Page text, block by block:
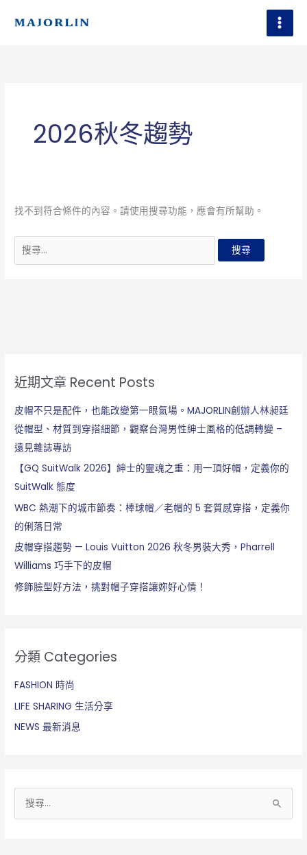
2026秋冬趨勢
找不到符合條件的內容。請使用搜尋功能，應會有所幫助。
近期文章 Recent Posts
皮帽不只是配件，也能改變第一眼氣場。MAJORLIN創辦人林昶廷
從帽型、材質到穿搭細節，觀察台灣男性紳士風格的低調轉變 –
遠見雜誌專訪
【GQ SuitWalk 2026】紳士的靈魂之重：用一頂好帽，定義你的
SuitWalk 態度
WBC 熱潮下的城市節奏：棒球帽／老帽的 5 套質感穿搭，定義你
的俐落日常
皮帽穿搭趨勢 — Louis Vuitton 2026 秋冬男裝大秀，Pharrell
Williams 巧手下的皮帽
修飾臉型好方法，挑對帽子穿搭讓妳好心情！
分類 Categories
FASHION 時尚
LIFE SHARING 生活分享
NEWS 最新消息